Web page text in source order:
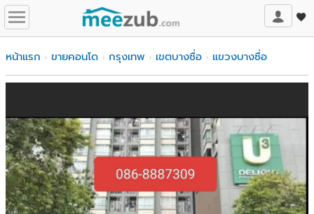
หน้าแรก ขายคอนโด กรุงเทพ เขตบางซื่อ แขวงบางซื่อ